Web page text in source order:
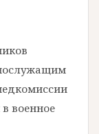
военное